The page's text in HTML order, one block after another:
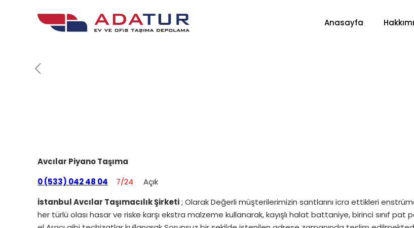
Anasayfa
Avcılar Piyano Taşıma
0 (533) 042 48 04
7/24
Açık
İstanbul Avcılar Taşımacılık Şirketi; Olarak Değerli müşterilerimizin santlarını icra ettikleri
her türlü olası hasar ve riske karşı ekstra malzeme kullanarak, kayışlı halat battaniye, birinci sınıf